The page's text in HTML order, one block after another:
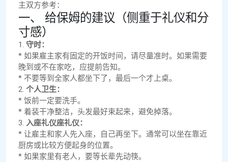
主双方参考：
一、 给保姆的建议（侧重于礼仪和分
寸感）
1. 守时：
* 如果雇主家有固定的开饭时间，请尽量准时。如果需要
晚到或不在家吃，应提前告知。
* 不要等到全家人都坐下了，最后一个才上桌。
2. 个人卫生：
* 饭前一定要洗手。
* 着装干净整洁，头发最好束起来，避免掉落。
3. 入座礼仪座礼仪：
* 让雇主和家人先入座，自己再坐下。通常可以坐在靠近
厨房或比较方便起身的位置。
* 如果家里有老人，要等长辈先动筷。